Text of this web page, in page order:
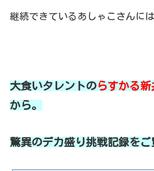
継続できているあしゃこさんに
大食いタレントのらすかる新
から。
驚異のデカ盛り挑戦記録をご